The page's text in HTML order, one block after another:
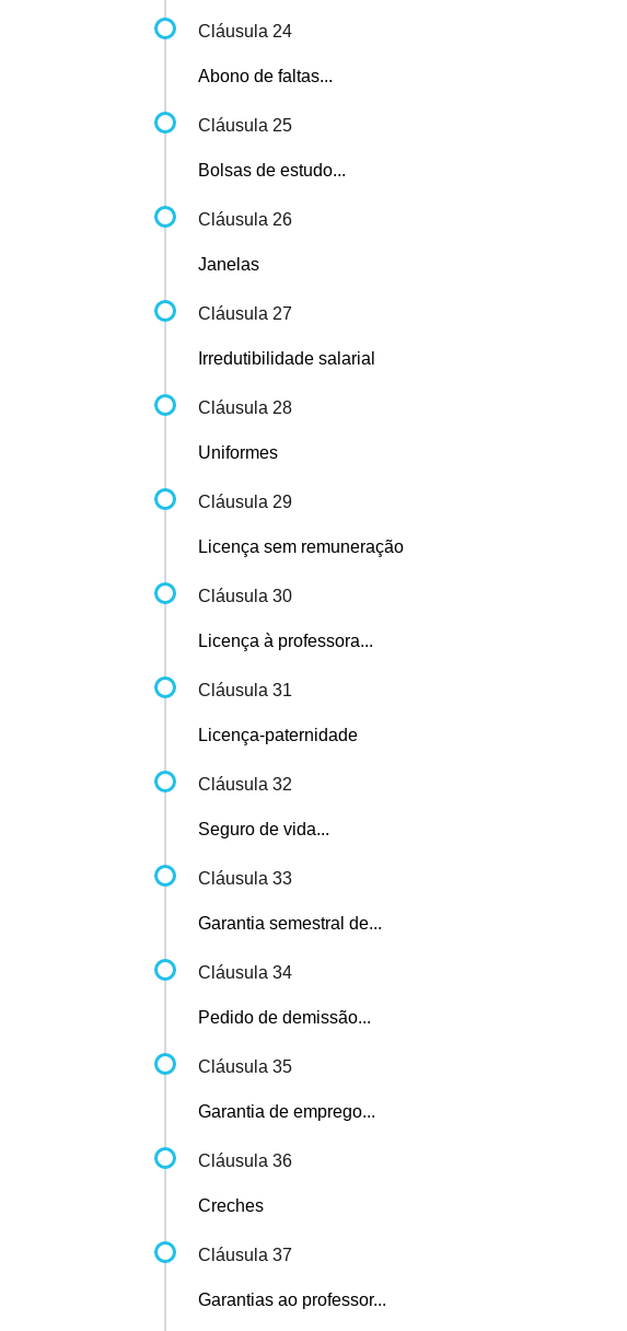
Cláusula 24
Abono de faltas...
Cláusula 25
Bolsas de estudo...
Cláusula 26
Janelas
Cláusula 27
Irredutibilidade salarial
Cláusula 28
Uniformes
Cláusula 29
Licença sem remuneração
Cláusula 30
Licença à professora...
Cláusula 31
Licença-paternidade
Cláusula 32
Seguro de vida...
Cláusula 33
Garantia semestral de...
Cláusula 34
Pedido de demissão...
Cláusula 35
Garantia de emprego...
Cláusula 36
Creches
Cláusula 37
Garantias ao professor...